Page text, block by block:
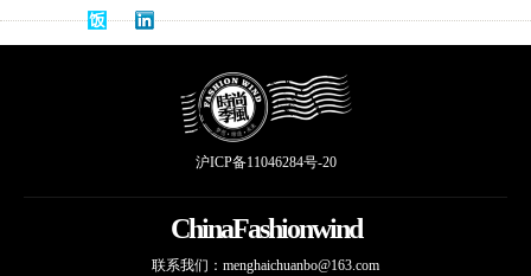
沪ICP备11046284号-20
ChinaFashionwind
联系我们： menghaichuanbo@163.com